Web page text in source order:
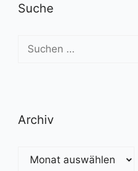
Suche
nach:
Archiv
Archiv